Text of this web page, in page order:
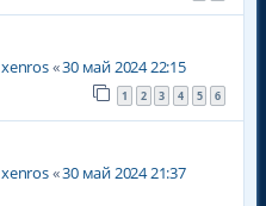
xenros«30 май 2024 22:15
1 2 3 4 5 6
xenros«30 май 2024 21:37